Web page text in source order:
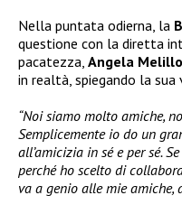
Nella puntata odierna, la
questione con la diretta
pacatezza, Angela
in realtà, spiegando la
“Noi siamo molto amiche,
Semplicemente io do un
all’amicizia in sé e per sé.
perché ho scelto di
va a genio alle mie amiche,